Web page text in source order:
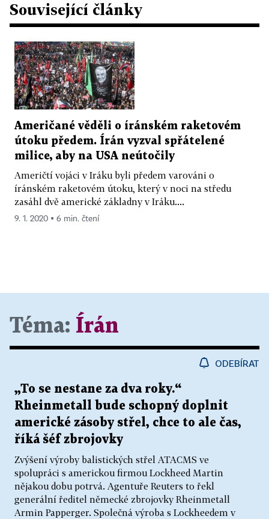
Související články
Američané věděli o íránském raketovém
útoku předem. Írán vyzval spřátelené
milice, aby na USA neútočily
Američtí vojáci v Iráku byli předem varováni o
íránském raketovém útoku, který v noci na středu
zasáhl dvě americké základny v Iráku....
9. 1. 2020 ▪ 6 min. čtení
Téma: Írán
ODEBÍRAT
„To se nestane za dva roky.“
Rheinmetall bude schopný doplnit
americké zásoby střel, chce to ale čas,
říká šéf zbrojovky
Zvýšení výroby balistických střel ATACMS ve
spolupráci s americkou firmou Lockheed Martin
nějakou dobu potrvá. Agentuře Reuters to řekl
generální ředitel německé zbrojovky Rheinmetall
Armin Papperger. Společná výroba s Lockheedem v